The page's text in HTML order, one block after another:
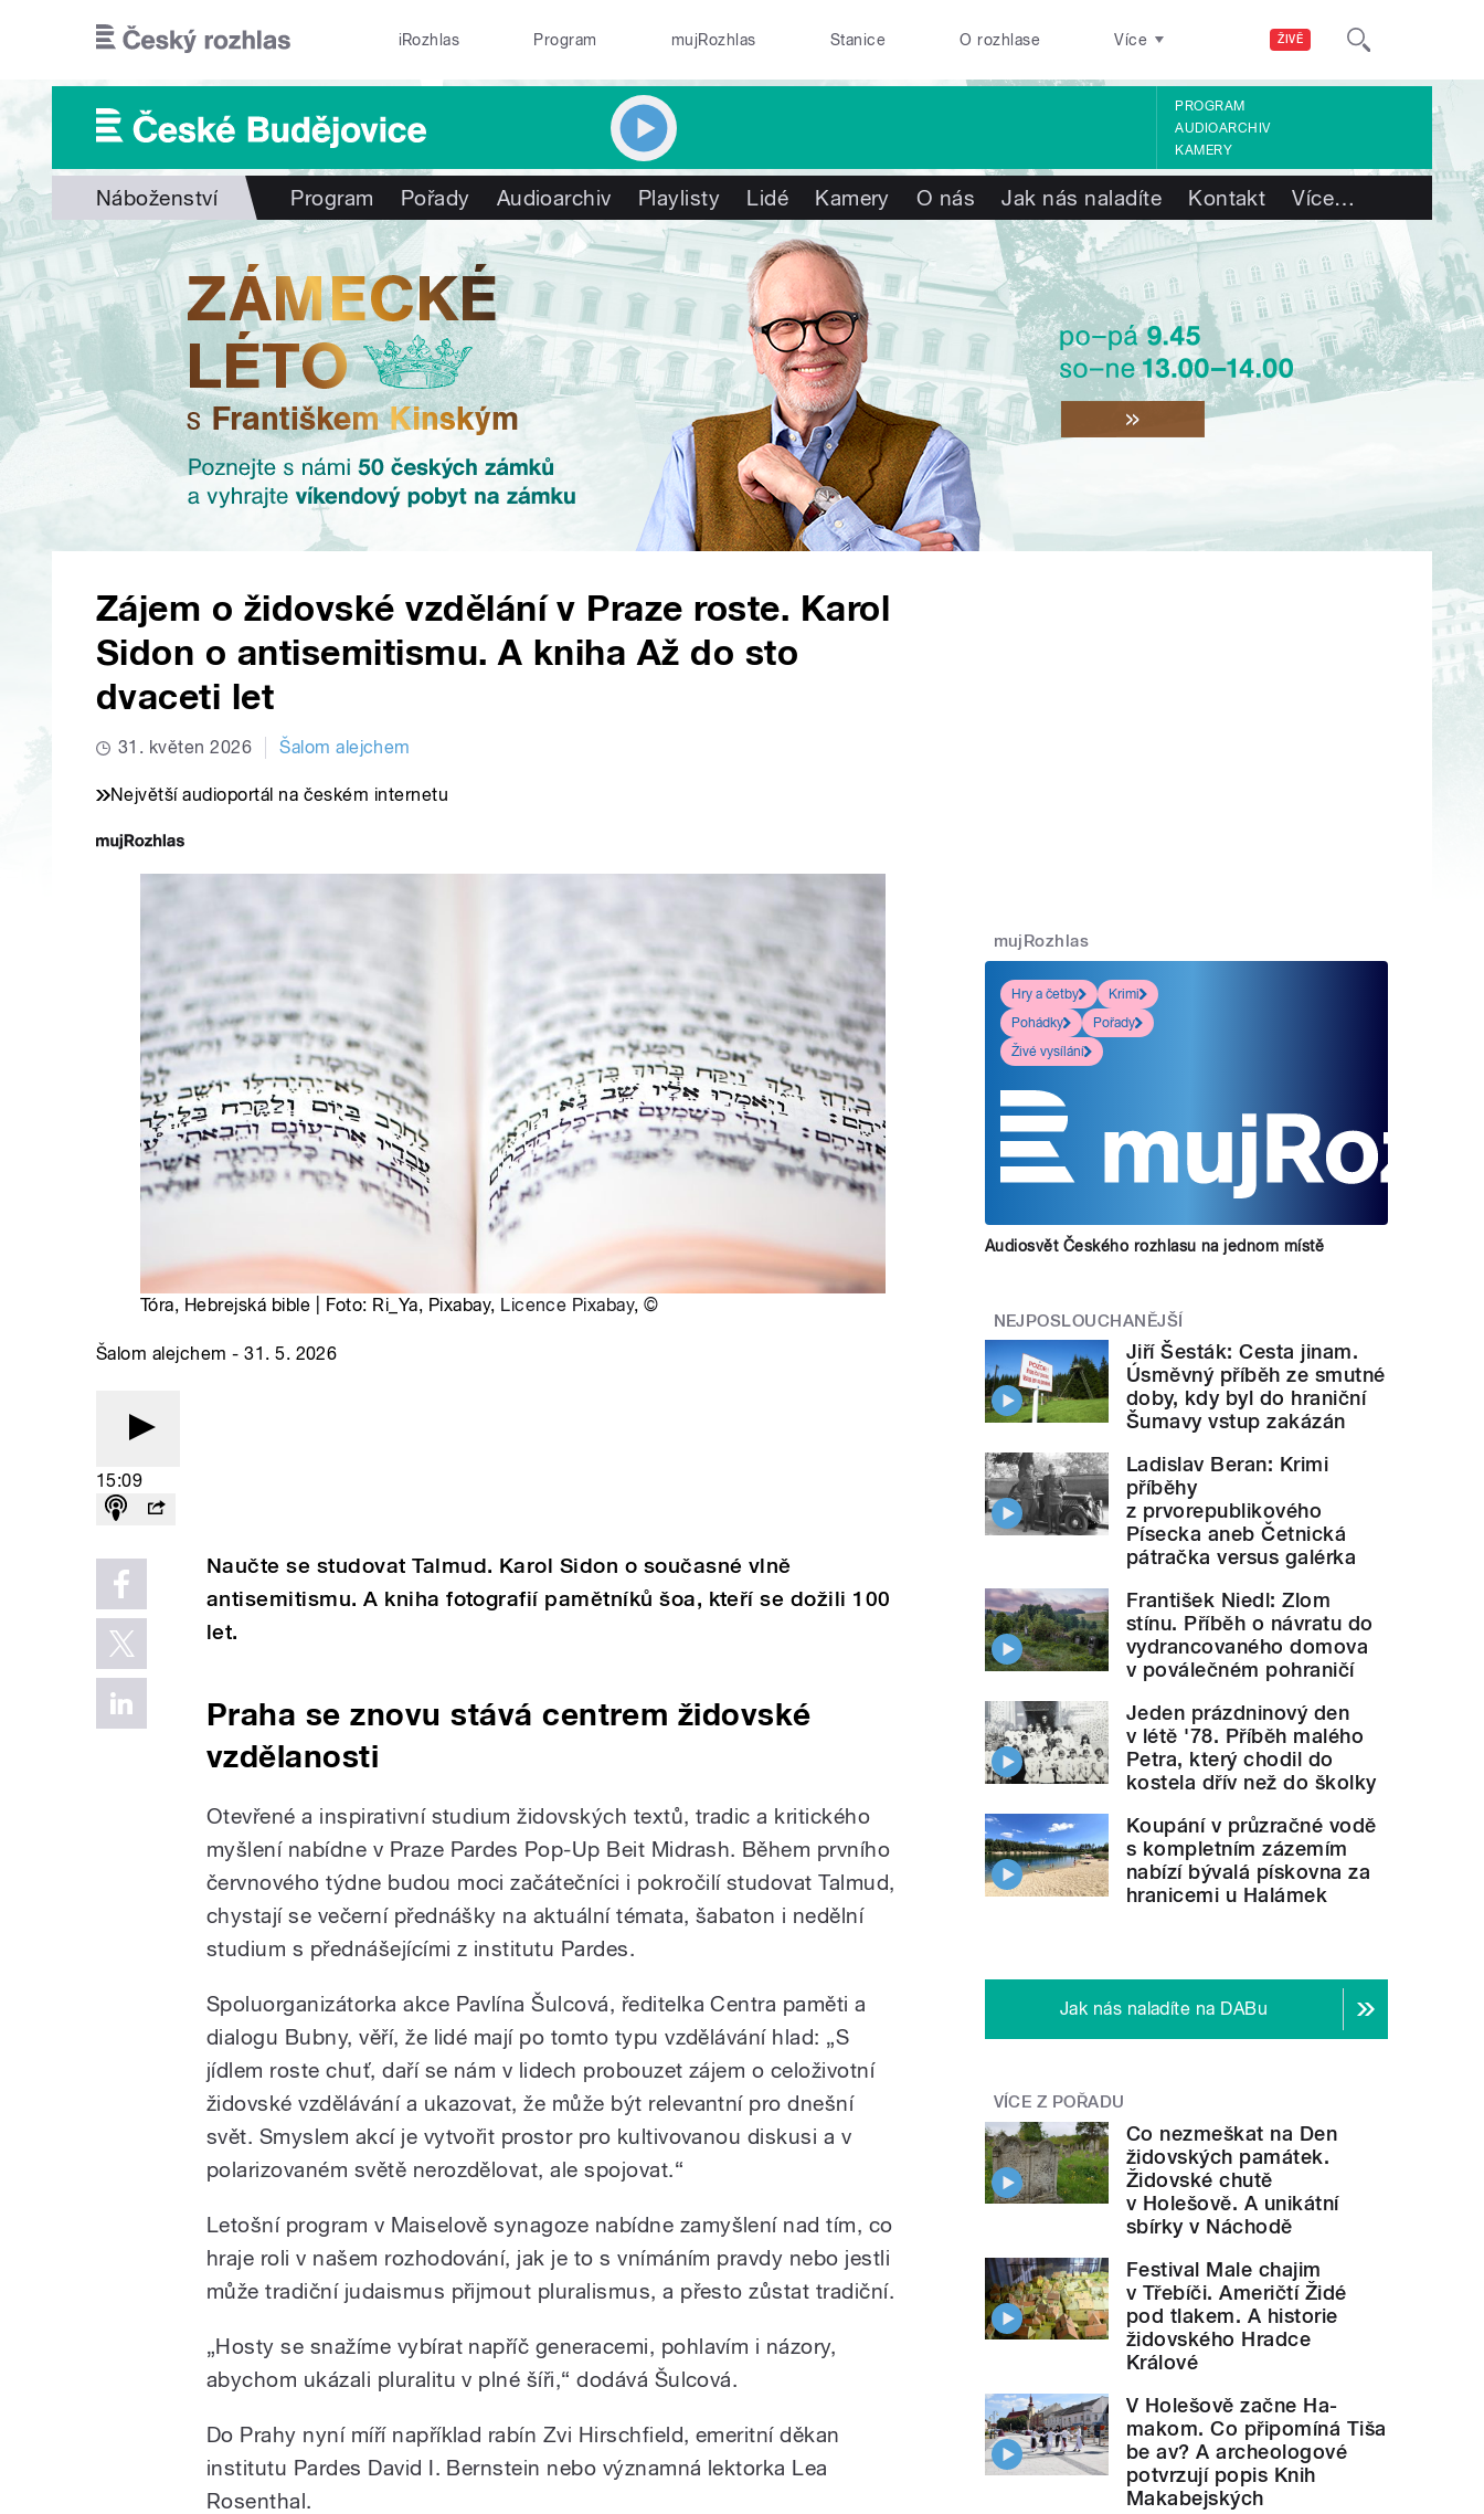
ŽIVĚ
iRozhlas Program mujRozhlas Stanice O rozhlase Více
PROGRAM
AUDIOARCHIV
KAMERY
Náboženství Program Pořady Audioarchiv Playlisty Lidé Kamery O nás Jak nás naladíte Kontakt Více…
Zájem o židovské vzdělání v Praze roste. Karol
Sidon o antisemitismu. A kniha Až do sto
dvaceti let
31. květen 2026 Šalom alejchem
Největší audioportál na českém internetu
Tóra, Hebrejská bible | Foto: Ri_Ya, Pixabay, Licence Pixabay,©
Šalom alejchem - 31. 5. 2026
15:09
Naučte se studovat Talmud. Karol Sidon o současné vlně
antisemitismu. A kniha fotografií pamětníků šoa, kteří se dožili 100
let.
Praha se znovu stává centrem židovské
vzdělanosti
Otevřené a inspirativní studium židovských textů, tradic a kritického
myšlení nabídne v Praze Pardes Pop-Up Beit Midrash. Během prvního
červnového týdne budou moci začátečníci i pokročilí studovat Talmud,
chystají se večerní přednášky na aktuální témata, šabaton i nedělní
studium s přednášejícími z institutu Pardes.
Spoluorganizátorka akce Pavlína Šulcová, ředitelka Centra paměti a
dialogu Bubny, věří, že lidé mají po tomto typu vzdělávání hlad: „S
jídlem roste chuť, daří se nám v lidech probouzet zájem o celoživotní
židovské vzdělávání a ukazovat, že může být relevantní pro dnešní
svět. Smyslem akcí je vytvořit prostor pro kultivovanou diskusi a v
polarizovaném světě nerozdělovat, ale spojovat.“
Letošní program v Maiselově synagoze nabídne zamyšlení nad tím, co
hraje roli v našem rozhodování, jak je to s vnímáním pravdy nebo jestli
může tradiční judaismus přijmout pluralismus, a přesto zůstat tradiční.
„Hosty se snažíme vybírat napříč generacemi, pohlavím i názory,
abychom ukázali pluralitu v plné šíři,“ dodává Šulcová.
Do Prahy nyní míří například rabín Zvi Hirschfield, emeritní děkan
institutu Pardes David I. Bernstein nebo významná lektorka Lea
Rosenthal.
mujRozhlas
Hry a četby
Krimi
Pohádky
Pořady
Živé vysílání
Audiosvět Českého rozhlasu na jednom místě
NEJPOSLOUCHANĚJŠÍ
Jiří Šesták: Cesta jinam.
Úsměvný příběh ze smutné
doby, kdy byl do hraniční
Šumavy vstup zakázán
Ladislav Beran: Krimi
příběhy
z prvorepublikového
Písecka aneb Četnická
pátračka versus galérka
František Niedl: Zlom
stínu. Příběh o návratu do
vydrancovaného domova
v poválečném pohraničí
Jeden prázdninový den
v létě '78. Příběh malého
Petra, který chodil do
kostela dřív než do školky
Koupání v průzračné vodě
s kompletním zázemím
nabízí bývalá pískovna za
hranicemi u Halámek
Jak nás naladíte na DABu
VÍCE Z POŘADU
Co nezmeškat na Den
židovských památek.
Židovské chutě
v Holešově. A unikátní
sbírky v Náchodě
Festival Male chajim
v Třebíči. Američtí Židé
pod tlakem. A historie
židovského Hradce
Králové
V Holešově začne Ha-
makom. Co připomíná Tiša
be av? A archeologové
potvrzují popis Knih
Makabejských